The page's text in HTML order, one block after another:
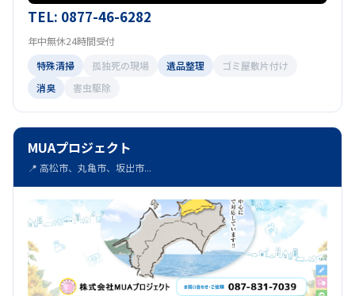
TEL: 0877-46-6282
年中無休24時間受付
特殊清掃
孤独死の現場 遺品整理
ゴミ屋敷片付け
消臭
害虫駆除
MUAプロジェクト
📍 高松市、丸亀市、坂出市...